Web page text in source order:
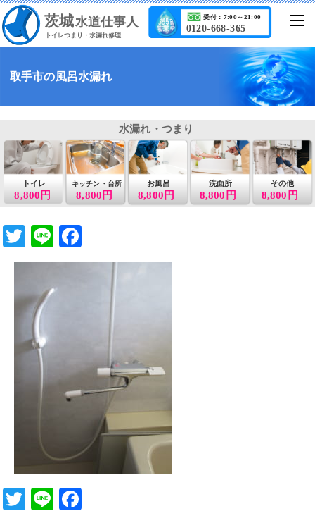
茨城水道仕事人
トイレつまり・水漏れ修理
0120-668-365
受付：7:00～21:00
取手市の風呂水漏れ
8,800円
トイレ
8,800円
キッチン・台所 お風呂
8,800円
洗面所
8,800円
その他
8,800円
水漏れ・つまり
T
wi
er
Li
n
e
a
o
k
T
Li